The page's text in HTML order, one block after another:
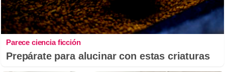
Parece ciencia ficción
Prepárate para alucinar con estas criaturas